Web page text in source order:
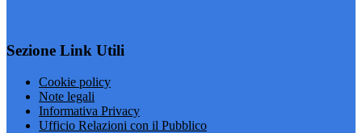
Sezione Link Utili
Cookie policy
Note legali
Informativa Privacy
Ufficio Relazioni con il Pubblico